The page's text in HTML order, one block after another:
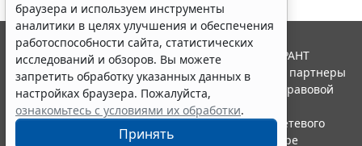
браузера и используем инструменты
аналитики в целях улучшения и обеспечения
работоспособности сайта, статистических
исследований и обзоров. Вы можете
запретить обработку указанных данных в
настройках браузера. Пожалуйста,
ознакомьтесь с условиями их обработки.
Принять
© ООО "НПП "ГАРАНТ-СЕРВИС", 2026. Система ГАРАНТ
выпускается с 1990 года. Компания "Гарант" и ее партнеры
являются участниками Российской ассоциации правовой
информации ГАРАНТ.
Портал ГАРАНТ.РУ зарегистрирован в качестве сетевого
издания Федеральной службой по надзору в сфере